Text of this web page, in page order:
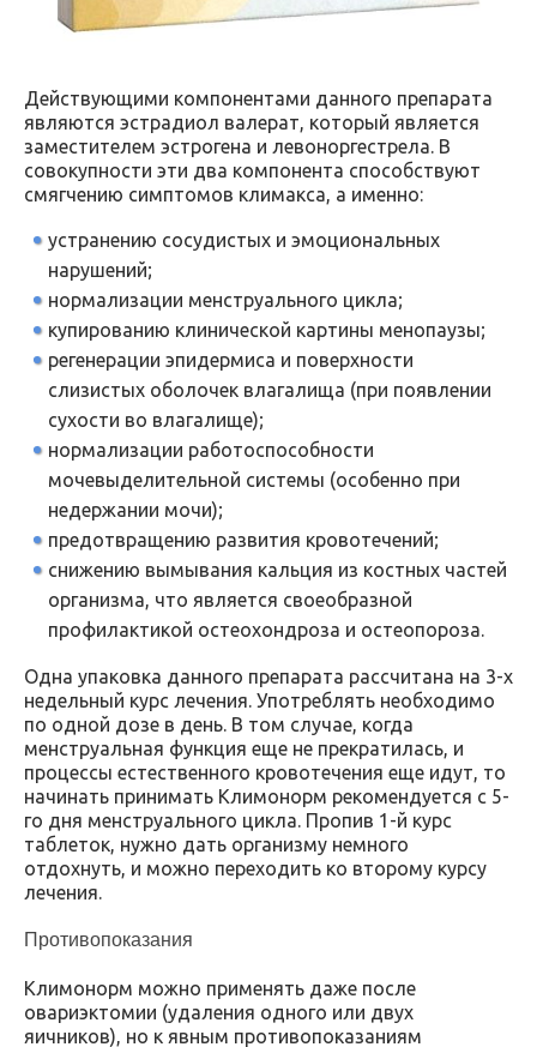
Действующими компонентами данного препарата
являются эстрадиол валерат, который является
заместителем эстрогена и левоноргестрела. В
совокупности эти два компонента способствуют
смягчению симптомов климакса, а именно:
устранению сосудистых и эмоциональных
нарушений;
нормализации менструального цикла;
купированию клинической картины менопаузы;
регенерации эпидермиса и поверхности
слизистых оболочек влагалища (при появлении
сухости во влагалище);
нормализации работоспособности
мочевыделительной системы (особенно при
недержании мочи);
предотвращению развития кровотечений;
снижению вымывания кальция из костных частей
организма, что является своеобразной
профилактикой остеохондроза и остеопороза.
Одна упаковка данного препарата рассчитана на 3-х
недельный курс лечения. Употреблять необходимо
по одной дозе в день. В том случае, когда
менструальная функция еще не прекратилась, и
процессы естественного кровотечения еще идут, то
начинать принимать Климонорм рекомендуется с 5-
го дня менструального цикла. Пропив 1-й курс
таблеток, нужно дать организму немного
отдохнуть, и можно переходить ко второму курсу
лечения.
Противопоказания
Климонорм можно применять даже после
овариэктомии (удаления одного или двух
яичников), но к явным противопоказаниям